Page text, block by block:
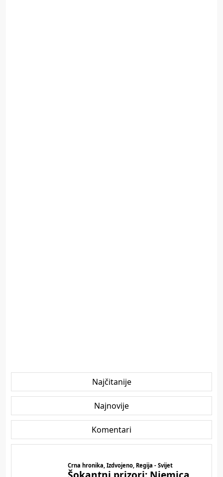
Najčitanije
Najnovije
Komentari